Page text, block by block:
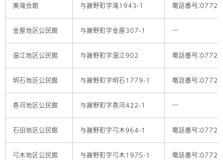
奥滝会館 与謝野町字滝1943-1 電話番号：
金屋地区公民館 与謝野町字金屋307-1 ―
温江地区公民館 与謝野町字温江902 電話番号：
明石地区公民館 与謝野町字明石1779-1 電話番号：
香河地区公民館 与謝野町字香河422-1 ―
石田地区公民館 与謝野町字弓木964-1 電話番号：
弓木地区公民館 与謝野町字弓木1975-1 電話番号：